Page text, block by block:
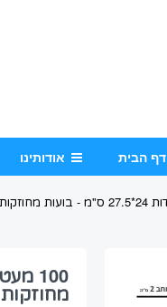
דף הבית אודותינו
מחוזקות